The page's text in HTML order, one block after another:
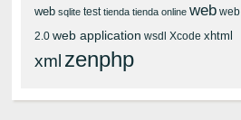
web sqlite test tienda tienda online web web
2.0 web application wsdl Xcode xhtml
xml zenphp